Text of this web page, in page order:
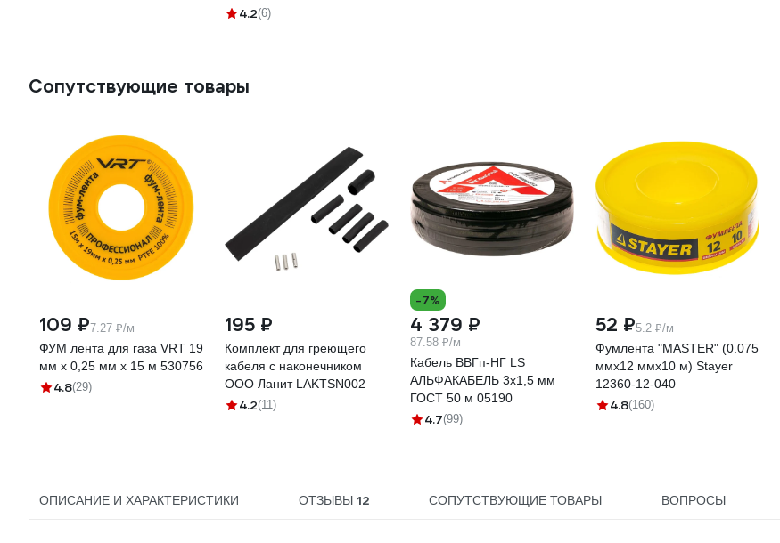
алюминий Б0034377
4.2(6)
Сопутствующие товары
109 ₽7.27 ₽/м
ФУМ лента для газа VRT 19
мм х 0,25 мм х 15 м 530756
4.8(29)
195 ₽
Комплект для греющего
кабеля с наконечником
ООО Ланит LAKTSN002
4.2(11)
-7%
4 379 ₽
87.58 ₽/м
Кабель ВВГп-НГ LS
АЛЬФАКАБЕЛЬ 3х1,5 мм
ГОСТ 50 м 05190
4.7(99)
52 ₽5.2 ₽/м
Фумлента "MASTER" (0.075
ммх12 ммх10 м) Stayer
12360-12-040
4.8(160)
ОПИСАНИЕ И ХАРАКТЕРИСТИКИ ОТЗЫВЫ 12 СОПУТСТВУЮЩИЕ ТОВАРЫ ВОПРОСЫ